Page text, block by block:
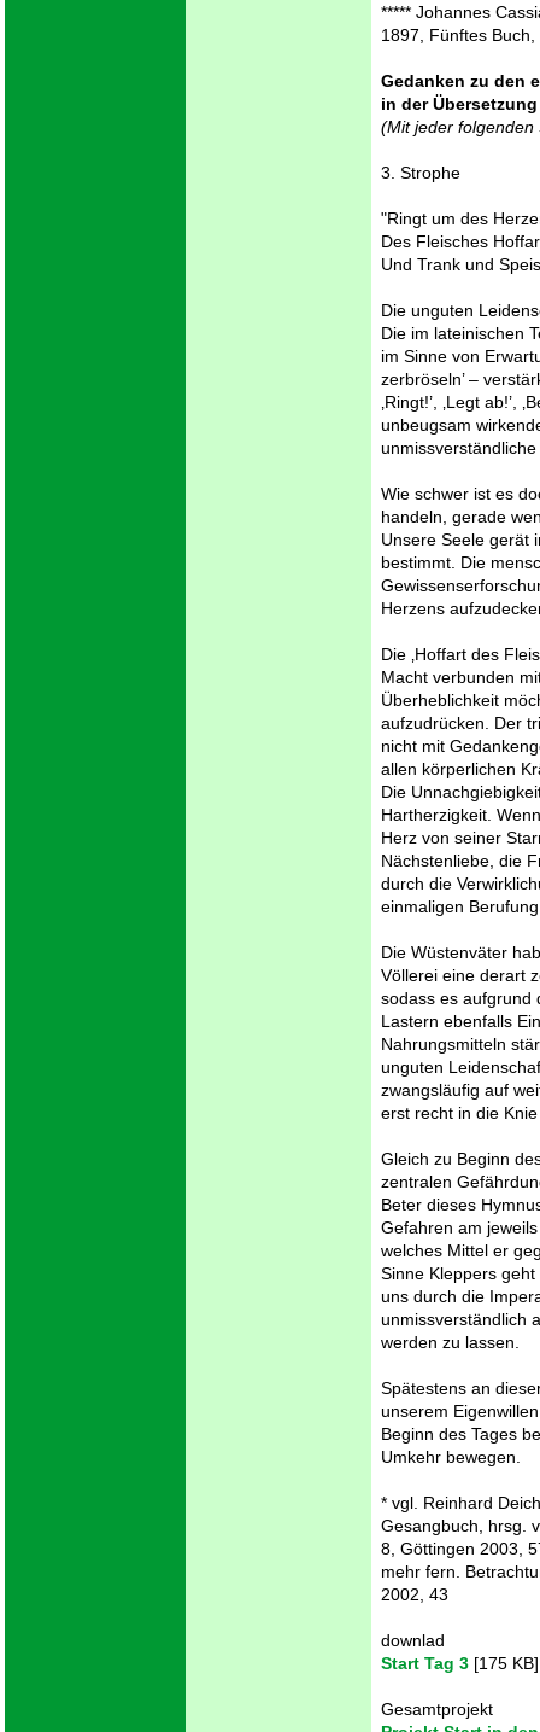
***** Johannes
1897, Fünftes
Gedanken zu den
in der
(Mit jeder
3. Strophe
"Ringt um des
Des Fleisches
Und Trank und
Die unguten
Die im lateinischen
im Sinne von
zerbröseln’ –
‚Ringt!’, ‚Legt ab!’,
unbeugsam
Wie schwer ist es
handeln, gerade
Unsere Seele gerät
bestimmt. Die
Herzens
Die ‚Hoffart des
Macht verbunden
Überheblichkeit
aufzudrücken. Der
nicht mit
allen körperlichen
Die
Hartherzigkeit.
Herz von seiner
Nächstenliebe, die
durch die
einmaligen
Die Wüstenväter
Völlerei eine derart
sodass es aufgrund
Lastern ebenfalls
Nahrungsmitteln
unguten
zwangsläufig auf
erst recht in die
Gleich zu Beginn
zentralen
Beter dieses
Gefahren am
welches Mittel er
Sinne Kleppers
uns durch die
unmissverständlich
werden zu lassen.
Spätestens an
unserem
Beginn des Tages
Umkehr bewegen.
* vgl. Reinhard
Gesangbuch, hrsg.
8, Göttingen 2003,
mehr fern.
2002, 43
downlad
Start Tag 3 [175 KB]
Gesamtprojekt